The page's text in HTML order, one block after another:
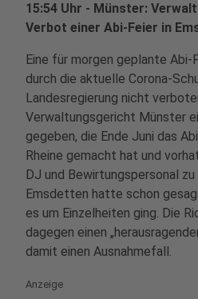
15:54 Uhr - Münster:
Verbot einer Abi-Feier in
Eine für morgen geplante
durch die aktuelle Corona-
Landesregierung nicht
Verwaltungsgericht Münster
gegeben, die Ende Juni das
Rheine gemacht hat und
DJ und Bewirtungspersonal
Emsdetten hatte schon
es um Einzelheiten ging. Die
dagegen einen
damit einen Ausnahmefall.
Anzeige